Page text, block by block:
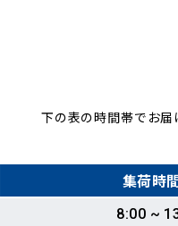
下の表の時間帯でお
集荷時
8:00 ~